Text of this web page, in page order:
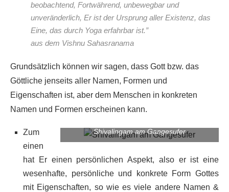
beobachtend, Fortwährend, unbewegbar und
unveränderlich, Er ist der Ursprung aller Existenz, das
Eine, das durch Yoga erfahrbar ist.”
aus dem Vishnu Sahasranama
Grundsätzlich können wir sagen, dass Gott bzw. das
Göttliche jenseits aller Namen, Formen und
Eigenschaften ist, aber dem Menschen in konkreten
Namen und Formen erscheinen kann.
Shivalingam am Gangesufer
Zum
einen
hat Er einen persönlichen Aspekt, also er ist eine
wesenhafte, persönliche und konkrete Form Gottes
mit Eigenschaften, so wie es viele andere Namen &